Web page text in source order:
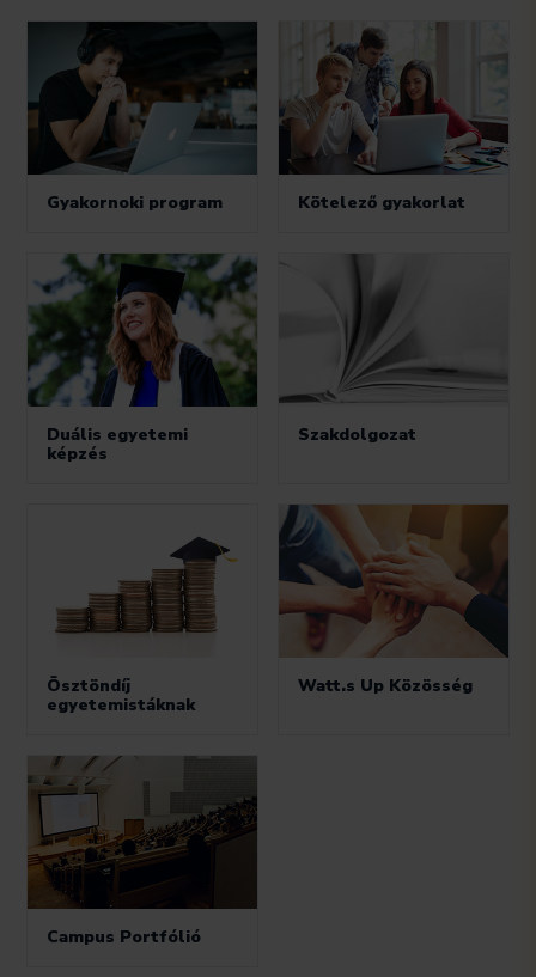
Gyakornoki program Kötelező gyakorlat
Duális egyetemi
képzés
Szakdolgozat
Ösztöndíj
egyetemistáknak
Watt.s Up Közösség
Campus Portfólió